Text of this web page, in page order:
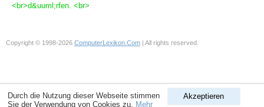
<br>d&uuml;rfen. <br>
Akzeptieren
Durch die Nutzung dieser Webseite stimmen
Sie der Verwendung von Cookies zu. Mehr
Copyright © 1998-2026 ComputerLexikon.Com | All rights reserved.